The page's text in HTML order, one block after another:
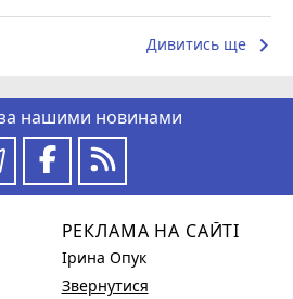
Дивитись ще keyboard_arrow_right
за нашими новинами
РЕКЛАМА НА САЙТІ
Ірина Опук
Звернутися